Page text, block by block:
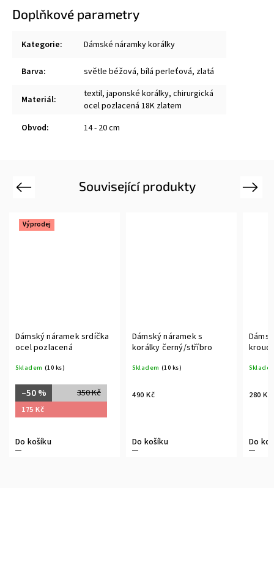
Doplňkové parametry
Kategorie: Dámské náramky korálky
Barva: světle béžová, bílá perleťová, zlatá
Materiál:
textil, japonské korálky, chirurgická
ocel pozlacená 18K zlatem
Obvod: 14 - 20 cm
Související produkty
Previous
Výprodej
Dámský náramek srdíčka
ocel pozlacená
Skladem (10 ks)
350 Kč
–50 %
175 Kč
Do košíku
Dámský náramek s
korálky černý/stříbro
Skladem (10 ks)
490 Kč
Do košíku
280 Kč
Do
Next